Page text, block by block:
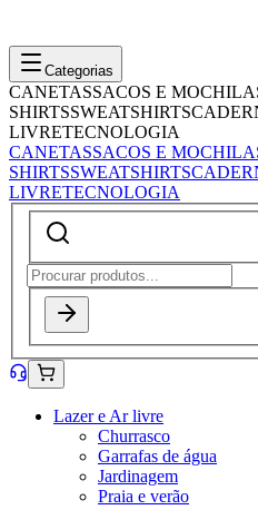
Categorias
CANETASSACOS E
SHIRTSSWEATSHIRTS
LIVRETECNOLOGIA
CANETASSACOS E
SHIRTSSWEATSHIRTS
LIVRETECNOLOGIA
Lazer e Ar livre
Churrasco
Garrafas de água
Jardinagem
Praia e verão